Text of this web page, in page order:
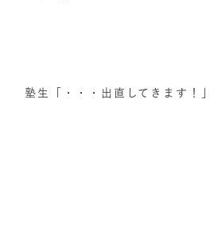
塾生「・・・出直してきます！」